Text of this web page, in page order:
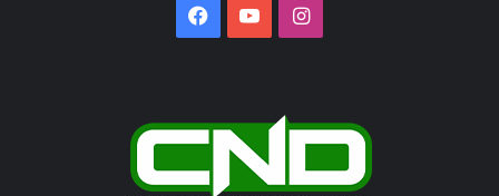
Facebook
YouTubeInstagram